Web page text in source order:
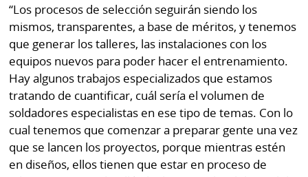
“Los procesos de selección seguirán siendo los
mismos, transparentes, a base de méritos, y tenemos
que generar los talleres, las instalaciones con los
equipos nuevos para poder hacer el entrenamiento.
Hay algunos trabajos especializados que estamos
tratando de cuantificar, cuál sería el volumen de
soldadores especialistas en ese tipo de temas. Con lo
cual tenemos que comenzar a preparar gente una vez
que se lancen los proyectos, porque mientras estén
en diseños, ellos tienen que estar en proceso de